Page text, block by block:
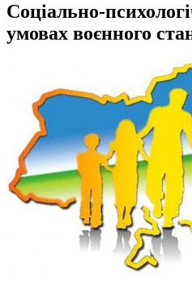
Соціально-
умовах воєнного